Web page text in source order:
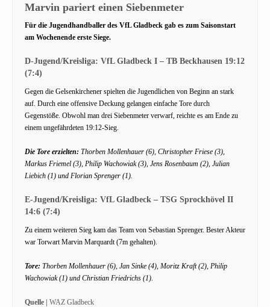
Marvin pariert einen Siebenmeter
Für die Jugendhandballer des VfL Gladbeck gab es zum Saisonstart
am Wochenende erste Siege.
D-Jugend/Kreisliga: VfL Gladbeck I – TB Beckhausen 19:12
(7:4)
Gegen die Gelsenkirchener spielten die Jugendlichen von Beginn an stark
auf. Durch eine offensive Deckung gelangen einfache Tore durch
Gegenstöße. Obwohl man drei Siebenmeter verwarf, reichte es am Ende zu
einem ungefährdeten 19:12-Sieg.
Die Tore erzielten: Thorben Mollenhauer (6), Christopher Friese (3),
Markus Friemel (3), Philip Wachowiak (3), Jens Rosenbaum (2), Julian
Liebich (1) und Florian Sprenger (1).
E-Jugend/Kreisliga: VfL Gladbeck – TSG Sprockhövel II
14:6 (7:4)
Zu einem weiteren Sieg kam das Team von Sebastian Sprenger. Bester Akteur
war Torwart Marvin Marquardt (7m gehalten).
Tore: Thorben Mollenhauer (6), Jan Sinke (4), Moritz Kraft (2), Philip
Wachowiak (1) und Christian Friedrichs (1).
Quelle | WAZ Gladbeck